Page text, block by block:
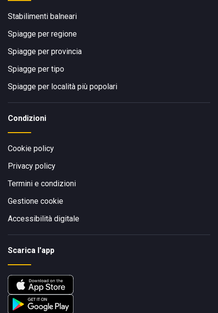
Stabilimenti balneari
Spiagge per regione
Spiagge per provincia
Spiagge per tipo
Spiagge per località più popolari
Condizioni
Cookie policy
Privacy policy
Termini e condizioni
Gestione cookie
Accessibilità digitale
Scarica l'app